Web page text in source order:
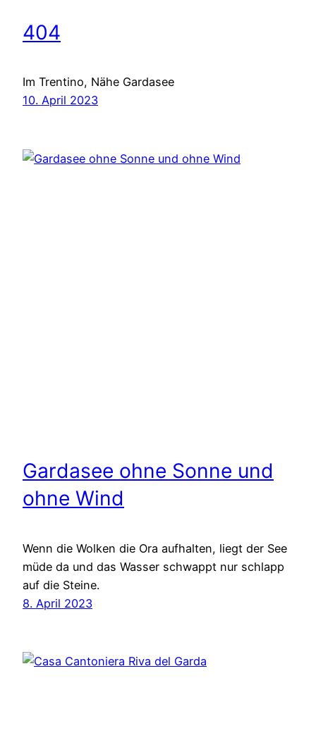
404
Im Trentino, Nähe Gardasee
10. April 2023
Gardasee ohne Sonne und
ohne Wind
Wenn die Wolken die Ora aufhalten, liegt der See
müde da und das Wasser schwappt nur schlapp
auf die Steine.
8. April 2023